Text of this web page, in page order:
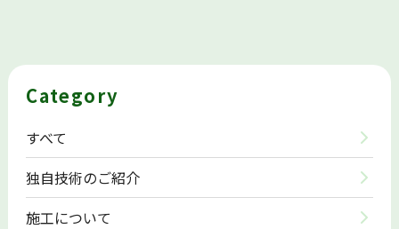
Category
すべて
独自技術のご紹介
施工について